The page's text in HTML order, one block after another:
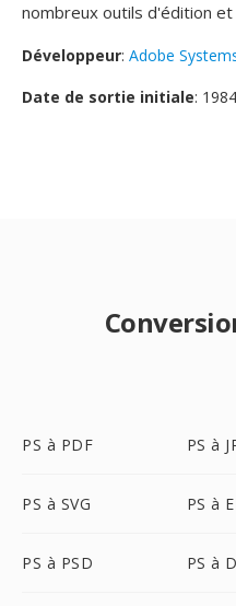
nombreux outils d'édition et
Développeur: Adobe
Date de sortie initiale: 1984
PS à PDF PS à
PS à SVG PS à
PS à PSD PS à